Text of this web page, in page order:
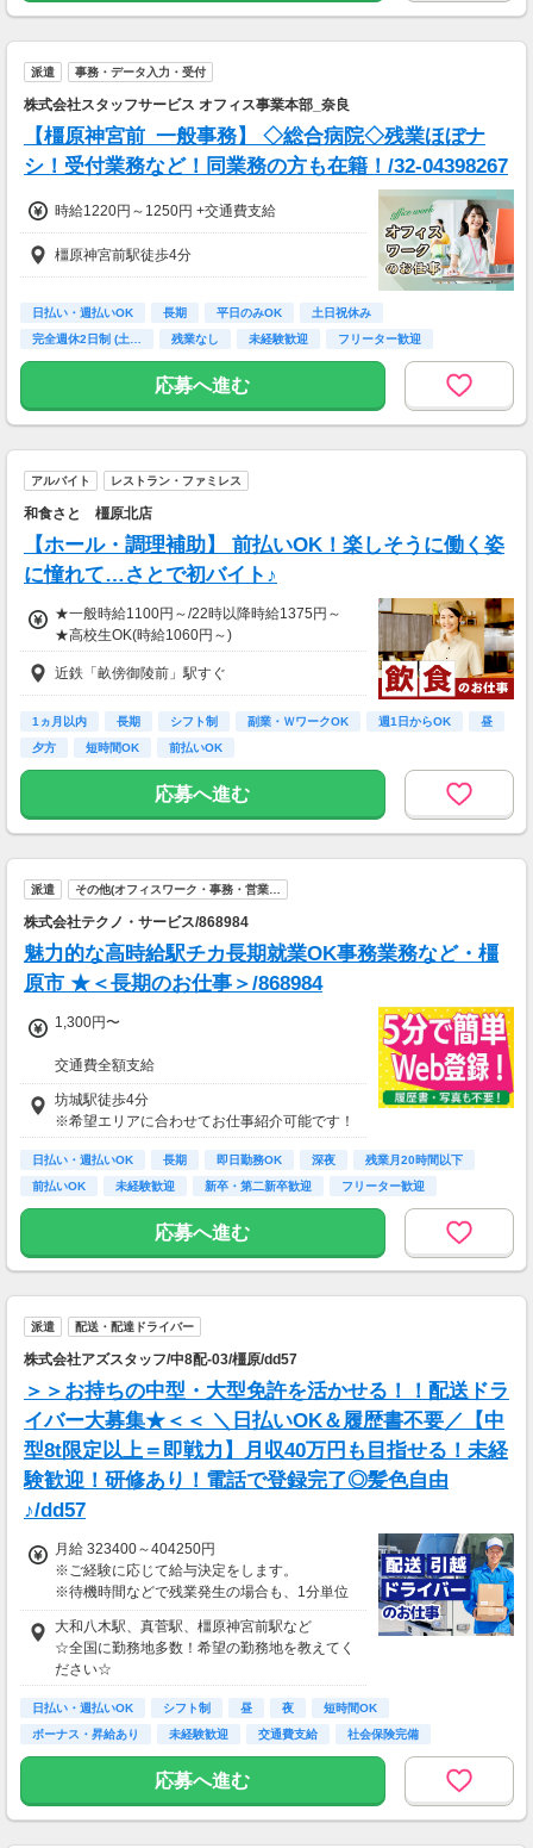
派遣 事務・データ入力・受付
株式会社スタッフサービス オフィス事業本部_奈良
【橿原神宮前_一般事務】 ◇総合病院◇残業ほぼナ
シ！受付業務など！同業務の方も在籍！/32-04398267
時給1220円～1250円 +交通費支給
橿原神宮前駅徒歩4分
日払い・週払いOK 長期 平日のみOK
土日祝休み
完全週休2日制 (土…
残業なし 未経験歓迎
フリーター歓迎
高校卒業以上
応募へ進む
アルバイト レストラン・ファミレス
和食さと 橿原北店
【ホール・調理補助】 前払いOK！楽しそうに働く姿
に憧れて…さとで初バイト♪
★一般時給1100円～/22時以降時給1375円～
★高校生OK(時給1060円～)
近鉄「畝傍御陵前」駅すぐ
1ヵ月以内 長期 シフト制 副業・ＷワークOK 週1日からOK
昼
夕方
短時間OK 前払いOK
応募へ進む
派遣 その他(オフィスワーク・事務・営業…
株式会社テクノ・サービス/868984
魅力的な高時給駅チカ長期就業OK事務業務など・橿
原市 ★＜長期のお仕事＞/868984
1,300円〜
交通費全額支給
即払い制度有
坊城駅徒歩4分
※希望エリアに合わせてお仕事紹介可能です！
日払い・週払いOK 長期 即日勤務OK 深夜
残業月20時間以下
前払いOK
未経験歓迎 新卒・第二新卒歓迎 フリーター歓迎
応募へ進む
派遣 配送・配達ドライバー
株式会社アズスタッフ/中8配-03/橿原/dd57
＞＞お持ちの中型・大型免許を活かせる！！配送ドラ
イバー大募集★＜＜ ＼日払いOK＆履歴書不要／【中
型8t限定以上＝即戦力】月収40万円も目指せる！未経
験歓迎！研修あり！電話で登録完了◎髪色自由
♪/dd57
月給 323400～404250円
※ご経験に応じて給与決定をします。
※待機時間などで残業発生の場合も、1分単位
で残業代をお支払いします！
※研修・研修時給については面談時にお伝えし
ます
＊交通費一部支給（案件による）
大和八木駅、真菅駅、橿原神宮前駅など
☆全国に勤務地多数！希望の勤務地を教えてく
ださい☆
日払い・週払いOK シフト制 昼 夜
短時間OK
ボーナス・昇給あり
未経験歓迎 交通費支給 社会保険完備
応募へ進む